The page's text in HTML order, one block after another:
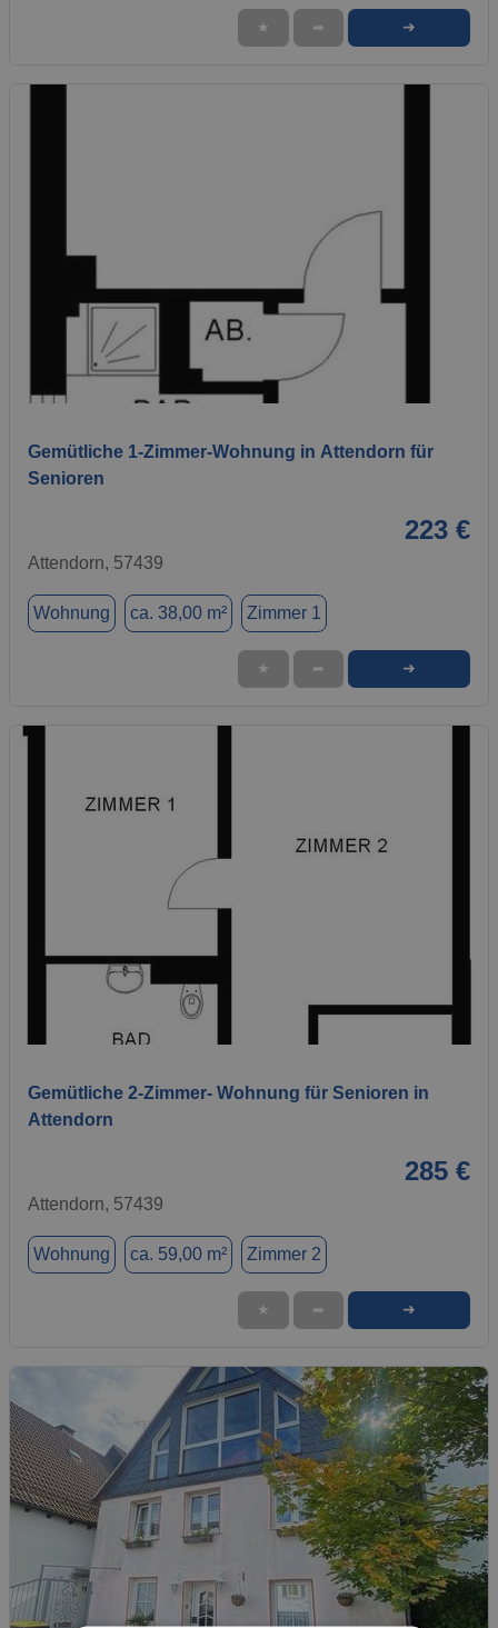
★ ➦ ➜
Gemütliche 1-Zimmer-Wohnung in Attendorn für
Senioren
223 €
Attendorn, 57439
Wohnung ca. 38,00 m² Zimmer 1
★ ➦ ➜
Gemütliche 2-Zimmer- Wohnung für Senioren in
Attendorn
285 €
Attendorn, 57439
Wohnung ca. 59,00 m² Zimmer 2
★ ➦ ➜